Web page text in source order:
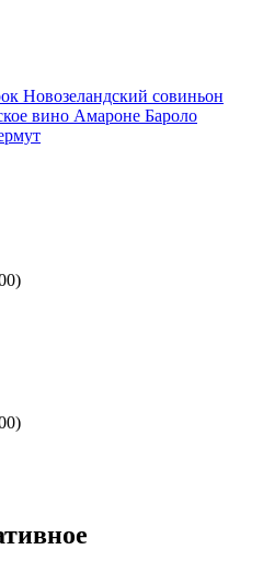
Новозеландский совиньон
вино Амароне Бароло